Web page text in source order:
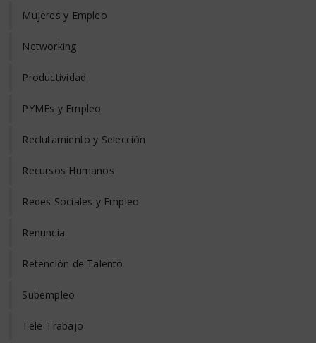
Mujeres y Empleo
Networking
Productividad
PYMEs y Empleo
Reclutamiento y Selección
Recursos Humanos
Redes Sociales y Empleo
Renuncia
Retención de Talento
Subempleo
Tele-Trabajo